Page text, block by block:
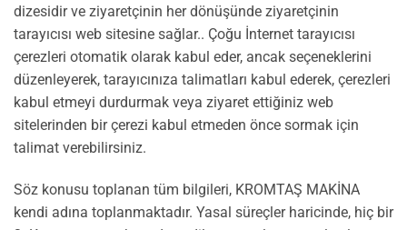
dizesidir ve ziyaretçinin her dönüşünde ziyaretçinin
tarayıcısı web sitesine sağlar.. Çoğu İnternet tarayıcısı
çerezleri otomatik olarak kabul eder, ancak seçeneklerini
düzenleyerek, tarayıcınıza talimatları kabul ederek, çerezleri
kabul etmeyi durdurmak veya ziyaret ettiğiniz web
sitelerinden bir çerezi kabul etmeden önce sormak için
talimat verebilirsiniz.
Söz konusu toplanan tüm bilgileri, KROMTAŞ MAKİNA
kendi adına toplanmaktadır. Yasal süreçler haricinde, hiç bir